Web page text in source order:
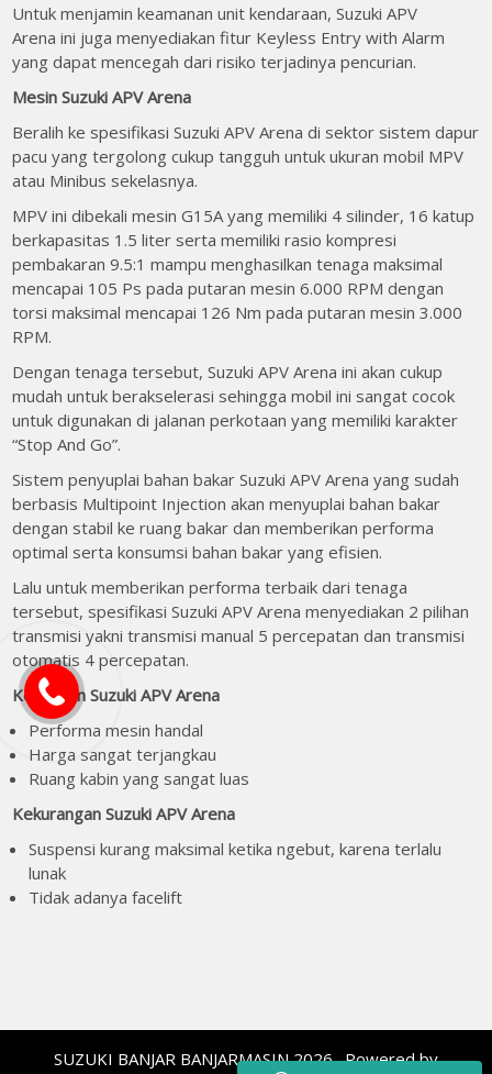
Untuk menjamin keamanan unit kendaraan, Suzuki APV
Arena ini juga menyediakan fitur Keyless Entry with Alarm
yang dapat mencegah dari risiko terjadinya pencurian.
Mesin Suzuki APV Arena
Beralih ke spesifikasi Suzuki APV Arena di sektor sistem dapur
pacu yang tergolong cukup tangguh untuk ukuran mobil MPV
atau Minibus sekelasnya.
MPV ini dibekali mesin G15A yang memiliki 4 silinder, 16 katup
berkapasitas 1.5 liter serta memiliki rasio kompresi
pembakaran 9.5:1 mampu menghasilkan tenaga maksimal
mencapai 105 Ps pada putaran mesin 6.000 RPM dengan
torsi maksimal mencapai 126 Nm pada putaran mesin 3.000
RPM.
Dengan tenaga tersebut, Suzuki APV Arena ini akan cukup
mudah untuk berakselerasi sehingga mobil ini sangat cocok
untuk digunakan di jalanan perkotaan yang memiliki karakter
“Stop And Go”.
Sistem penyuplai bahan bakar Suzuki APV Arena yang sudah
berbasis Multipoint Injection akan menyuplai bahan bakar
dengan stabil ke ruang bakar dan memberikan performa
optimal serta konsumsi bahan bakar yang efisien.
Lalu untuk memberikan performa terbaik dari tenaga
tersebut, spesifikasi Suzuki APV Arena menyediakan 2 pilihan
transmisi yakni transmisi manual 5 percepatan dan transmisi
otomatis 4 percepatan.
Kelebihan Suzuki APV Arena
Performa mesin handal
Harga sangat terjangkau
Ruang kabin yang sangat luas
Kekurangan Suzuki APV Arena
Suspensi kurang maksimal ketika ngebut, karena terlalu
lunak
Tidak adanya facelift
SUZUKI BANJAR BANJARMASIN 2026 . Powered by